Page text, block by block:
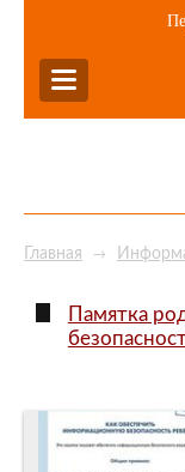
Главная →
Памятка